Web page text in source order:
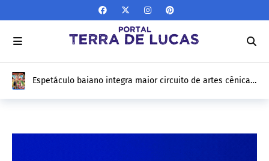
Espetáculo baiano integra maior circuito de artes cênicas